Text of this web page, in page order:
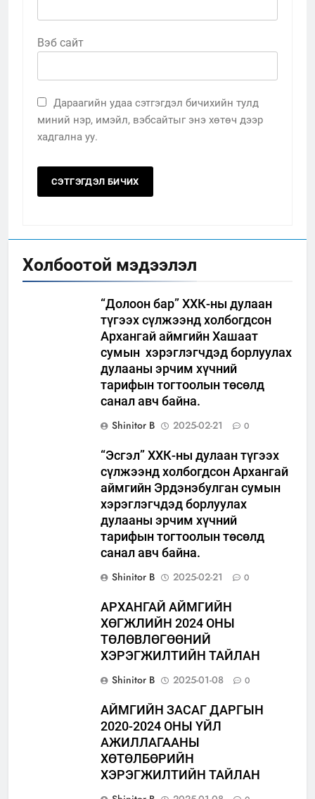
Вэб сайт
Дараагийн удаа сэтгэгдэл бичихийн тулд
миний нэр, имэйл, вэбсайтыг энэ хөтөч дээр
хадгална уу.
Холбоотой мэдээлэл
“Долоон бар” ХХК-ны дулаан
түгээх сүлжээнд холбогдсон
Архангай аймгийн Хашаат
сумын хэрэглэгчдэд борлуулах
дулааны эрчим хүчний
тарифын тогтоолын төсөлд
санал авч байна.
Shinitor B
2025-02-21 0
“Эсгэл” ХХК-ны дулаан түгээх
сүлжээнд холбогдсон Архангай
аймгийн Эрдэнэбулган сумын
хэрэглэгчдэд борлуулах
дулааны эрчим хүчний
тарифын тогтоолын төсөлд
санал авч байна.
Shinitor B
2025-02-21 0
АРХАНГАЙ АЙМГИЙН
ХӨГЖЛИЙН 2024 ОНЫ
ТӨЛӨВЛӨГӨӨНИЙ
ХЭРЭГЖИЛТИЙН ТАЙЛАН
Shinitor B
2025-01-08 0
АЙМГИЙН ЗАСАГ ДАРГЫН
2020-2024 ОНЫ ҮЙЛ
АЖИЛЛАГААНЫ
ХӨТӨЛБӨРИЙН
ХЭРЭГЖИЛТИЙН ТАЙЛАН